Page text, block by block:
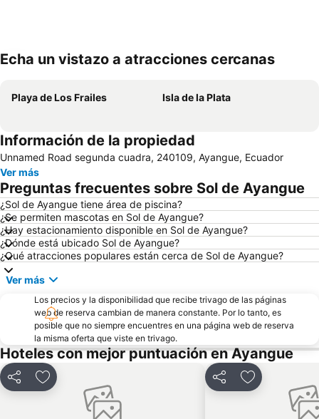
Echa un vistazo a atracciones cercanas
Playa de Los Frailes Isla de la Plata
Información de la propiedad
Unnamed Road segunda cuadra, 240109, Ayangue, Ecuador
Ver más
Preguntas frecuentes sobre Sol de Ayangue
¿Sol de Ayangue tiene área de piscina?
¿Se permiten mascotas en Sol de Ayangue?
¿Hay estacionamiento disponible en Sol de Ayangue?
¿Dónde está ubicado Sol de Ayangue?
¿Qué atracciones populares están cerca de Sol de Ayangue?
Ver más
Los precios y la disponibilidad que recibe trivago de las páginas
web de reserva cambian de manera constante. Por lo tanto, es
posible que no siempre encuentres en una página web de reserva
la misma oferta que viste en trivago.
Hoteles con mejor puntuación en Ayangue
CompartirAgregar a favoritos CompartirAgregar a